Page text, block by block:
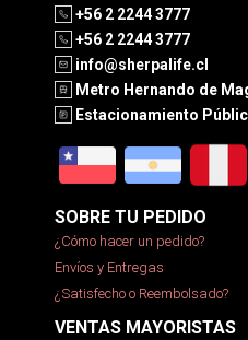
+56 2 2244 3777
+56 2 2244 3777
info@sherpalife.cl
Metro Hernando de
Estacionamiento
SOBRE TU PEDIDO
¿Cómo hacer un pedido?
Envíos y Entregas
¿Satisfecho o Reembolsado?
VENTAS MAYORISTAS